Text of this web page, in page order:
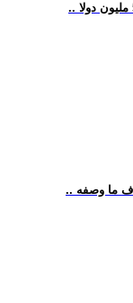
ما وصفه